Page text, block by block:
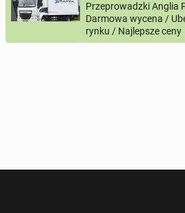
Przeprowadzki Anglia
Darmowa wycena /
rynku / Najlepsze ceny